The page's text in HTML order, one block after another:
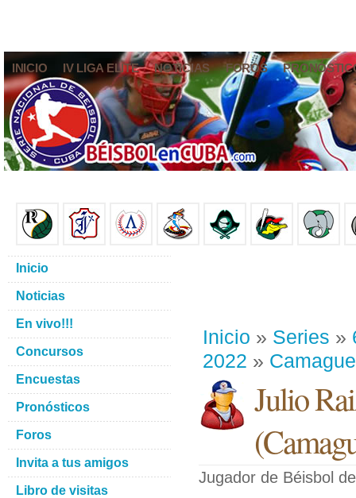
INICIO IV LIGA ELITE NOTICIAS FOROS
Inicio » Series »
2022 »
Julio
(
Jugador de Béisbol
Inicio
Noticias
En vivo!!!
Concursos
Encuestas
Pronósticos
Foros
Invita a tus amigos
Libro de visitas